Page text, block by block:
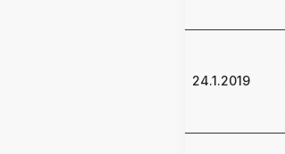
24.1.2019